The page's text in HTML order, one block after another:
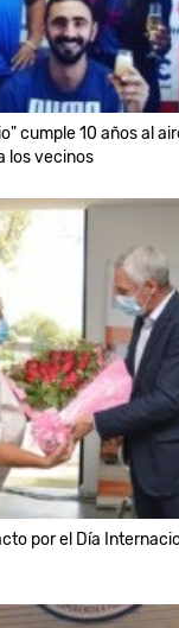
cumple 10 años al
los vecinos
por el Día